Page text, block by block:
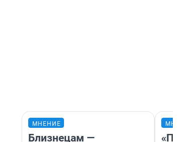
МНЕНИЕ
Близнецам —